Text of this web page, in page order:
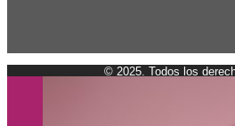
© 2025. Todos los